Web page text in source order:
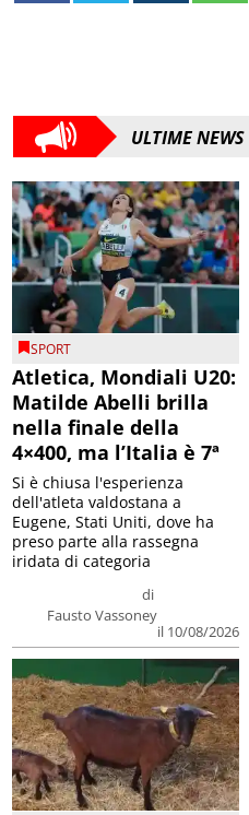
ULTIME NEWS
SPORT
Atletica, Mondiali U20:
Matilde Abelli brilla
nella finale della
4×400, ma l’Italia è 7ª
di
Fausto Vassoney
il 10/08/2026
Si è chiusa l'esperienza
dell'atleta valdostana a
Eugene, Stati Uniti, dove ha
preso parte alla rassegna
iridata di categoria